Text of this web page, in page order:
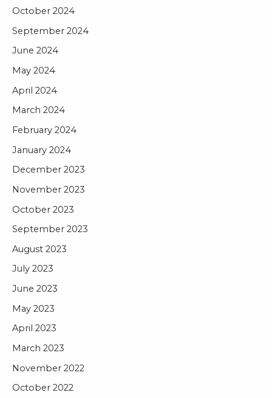
October 2024
September 2024
June 2024
May 2024
April 2024
March 2024
February 2024
January 2024
December 2023
November 2023
October 2023
September 2023
August 2023
July 2023
June 2023
May 2023
April 2023
March 2023
November 2022
October 2022